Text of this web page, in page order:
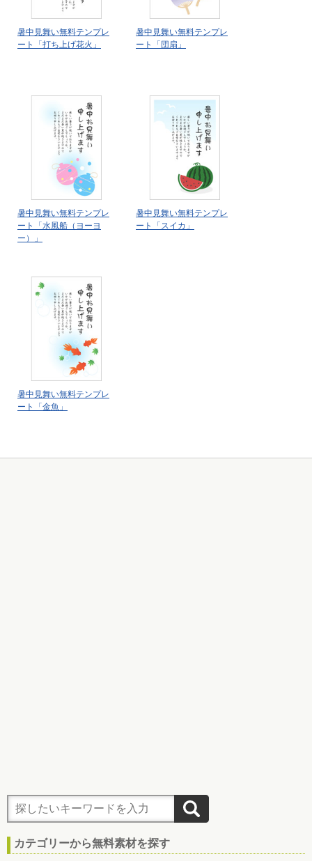
暑中見舞い無料テンプレ
ート「打ち上げ花火」
暑中見舞い無料テンプレ
ート「団扇」
暑中見舞い無料テンプレ
ート「水風船（ヨーヨ
ー）」
暑中見舞い無料テンプレ
ート「スイカ」
暑中見舞い無料テンプレ
ート「金魚」
カテゴリーから無料素材を探す